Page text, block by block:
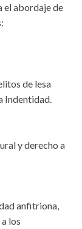
el abordaje de
de lesa
Indentidad.
y derecho a
anfitriona,
los